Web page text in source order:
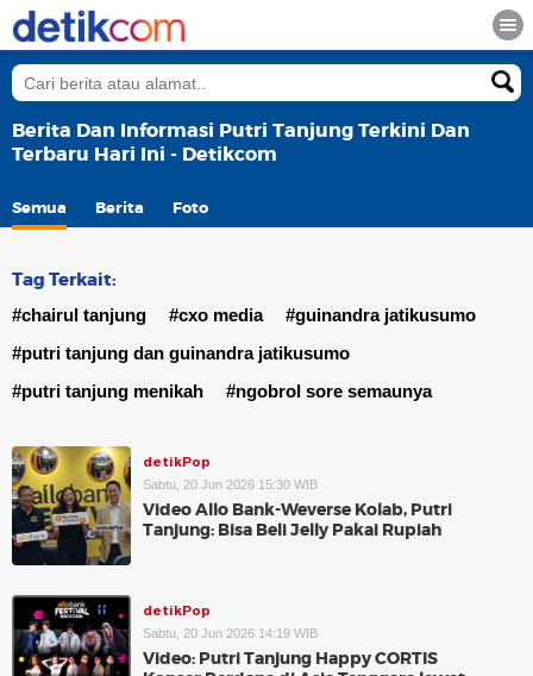
Berita Dan Informasi Putri Tanjung Terkini Dan
Terbaru Hari Ini - Detikcom
Semua Berita Foto
Tag Terkait:
#chairul tanjung #cxo media
#guinandra jatikusumo
#putri tanjung dan guinandra jatikusumo
#putri tanjung menikah
#ngobrol sore semaunya
detikPop
Sabtu, 20 Jun 2026 15:30 WIB
Video Allo Bank-Weverse Kolab, Putri
Tanjung: Bisa Beli Jelly Pakai Rupiah
detikPop
Sabtu, 20 Jun 2026 14:19 WIB
Video: Putri Tanjung Happy CORTIS